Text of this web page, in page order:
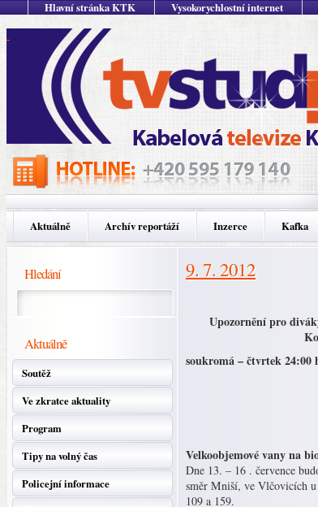
Hlavní stránka KTK Vysokorychlostní internet
Aktuálně Archív reportáží Inzerce Kafka
Hledání
Aktuálně
Soutěž
Ve zkratce aktuality
Program
Tipy na volný čas
Policejní informace
9. 7. 2012
Upozornění pro
soukromá – čtvrtek 24:00
Velkoobjemové vany na
Dne 13. – 16 . července
směr Mniší, ve Vlčovicích
109 a 159.